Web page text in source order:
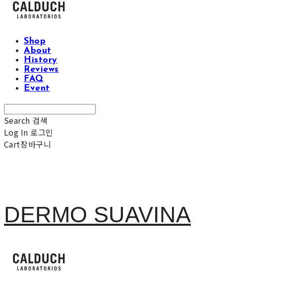
Shop
About
History
Reviews
FAQ
Event
Search 검색
Log In 로그인
Cart장바구니
DERMO SUAVINA